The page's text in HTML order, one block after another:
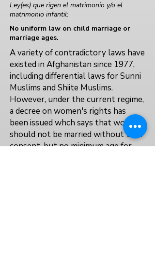
Ley(es) que rigen el matrimonio y/o el
matrimonio infantil:
No uniform law on child marriage or
marriage ages.
A variety of contradictory laws have
existed in Afghanistan since 1977,
including differential laws for Sunni
Muslims and Shiite Muslims.
However, under the current regime,
a decree on women's rights has
been issued whch says that women
should not be married without their
consent, but no minimum age for